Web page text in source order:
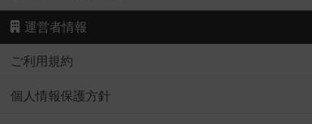
運営者情報
ご利用規約
個人情報保護方針